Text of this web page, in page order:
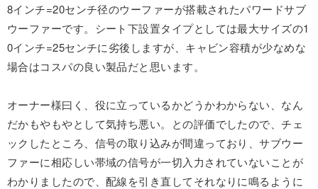
8インチ=20センチ径のウーファーが搭載されたパワードサブ
ウーファーです。シート下設置タイプとしては最大サイズの1
0インチ=25センチに劣後しますが、キャビン容積が少なめな
場合はコスパの良い製品だと思います。
オーナー様曰く、役に立っているかどうかわからない、なん
だかもやもやとして気持ち悪い。との評価でしたので、チェ
ックしたところ、信号の取り込みが間違っており、サブウー
ファーに相応しい帯域の信号が一切入力されていないことが
わかりましたので、配線を引き直してそれなりに鳴るように